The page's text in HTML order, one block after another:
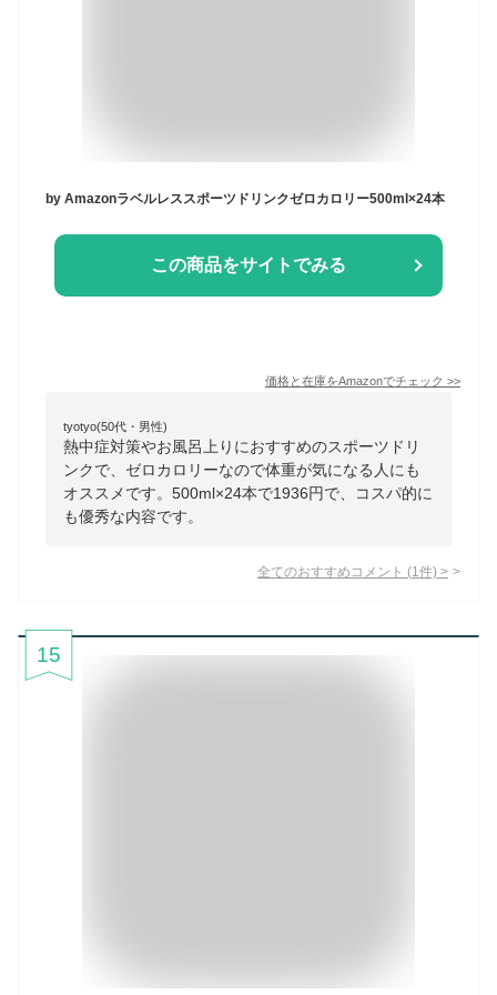
by Amazonラベルレススポーツドリンクゼロカロリー500ml×24本
この商品をサイトでみる
価格と在庫をAmazonでチェック >>
tyotyo(50代・男性)
熱中症対策やお風呂上りにおすすめのスポーツドリ
ンクで、ゼロカロリーなので体重が気になる人にも
オススメです。500ml×24本で1936円で、コスパ的に
も優秀な内容です。
全てのおすすめコメント (1 件) >
15